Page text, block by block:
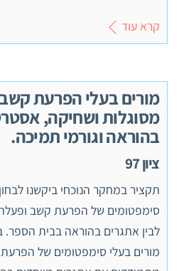
קרא עוד
מורים בעלי הפרעת
מסוגלות ושחיקה,
בהוראה וגורמי תמיכה.
ציון 97
תקציר במחקר הנוכחי ביקשנו
סימפטומים של הפרעת קשב
לבין אתגרים בהוראה בבית הספר.
מורים בעלי סימפטומים של